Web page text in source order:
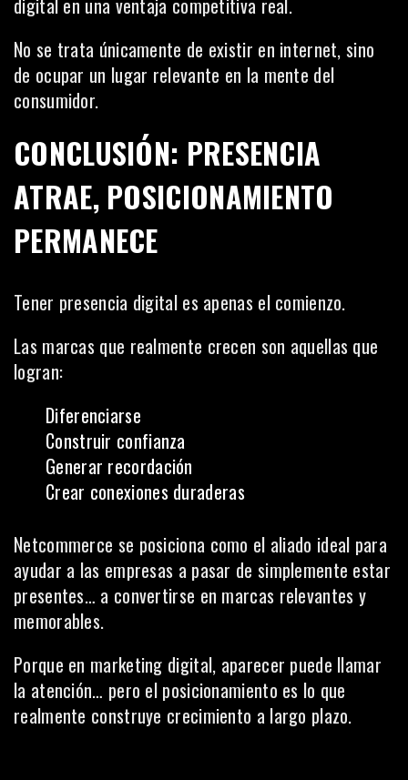
digital en una ventaja competitiva real.
No se trata únicamente de existir en internet, sino
de ocupar un lugar relevante en la mente del
consumidor.
CONCLUSIÓN: PRESENCIA
ATRAE, POSICIONAMIENTO
PERMANECE
Tener presencia digital es apenas el comienzo.
Las marcas que realmente crecen son aquellas que
logran:
Diferenciarse
Construir confianza
Generar recordación
Crear conexiones duraderas
Netcommerce se posiciona como el aliado ideal para
ayudar a las empresas a pasar de simplemente estar
presentes… a convertirse en marcas relevantes y
memorables.
Porque en marketing digital, aparecer puede llamar
la atención… pero el posicionamiento es lo que
realmente construye crecimiento a largo plazo.